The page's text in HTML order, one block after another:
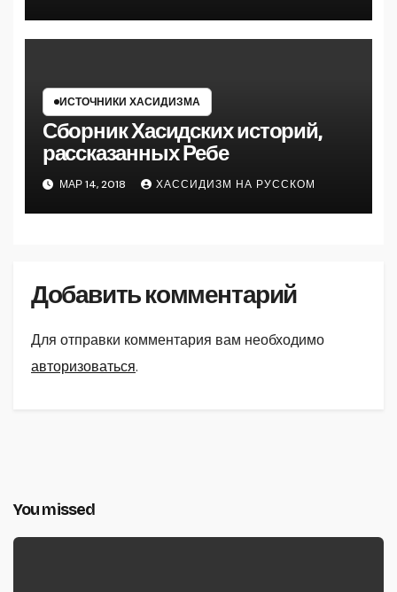
ИСТОЧНИКИ ХАСИДИЗМА
Сборник Хасидских историй,
рассказанных Ребе
МАР 14, 2018 ХАССИДИЗМ НА РУССКОМ
Добавить комментарий
Для отправки комментария вам необходимо
авторизоваться.
You missed